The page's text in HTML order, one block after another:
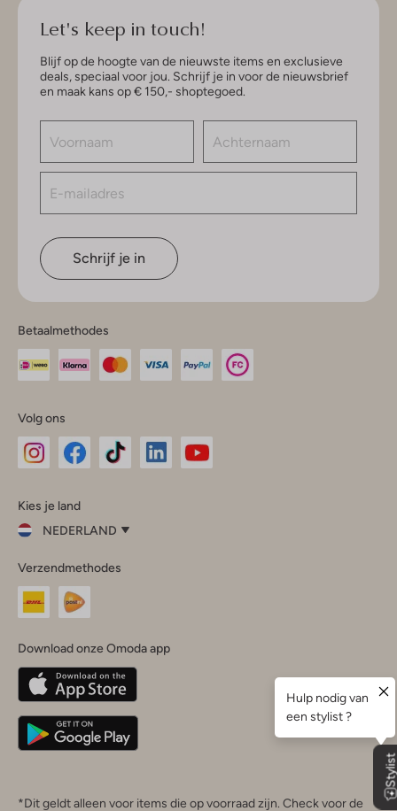
Let's keep in touch!
Blijf op de hoogte van de nieuwste items en exclusieve
deals, speciaal voor jou. Schrijf je in voor de nieuwsbrief
en maak kans op € 150,- shoptegoed.
Schrijf je in
Betaalmethodes
Volg ons
InstagramFacebook
Kies je land
NEDERLAND
je
land
Nederland
Belgique(Français)
Deutschland
Verzendmethodes
Download onze Omoda app
*Dit geldt alleen voor items die op voorraad zijn. Check voor de